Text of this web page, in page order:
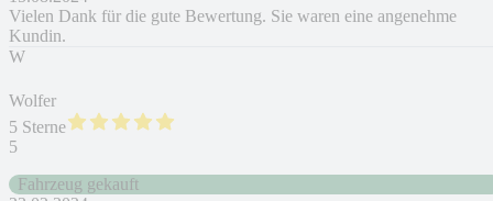
Vielen Dank für die gute Bewertung. Sie waren eine angenehme
Kundin.
W
Wolfer
5 Sterne
5
Fahrzeug gekauft